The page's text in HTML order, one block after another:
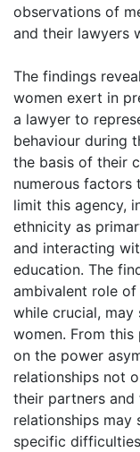
observations of
and their lawyers
The findings
women exert in
a lawyer to
behaviour during
the basis of their
numerous
limit this agency,
ethnicity as
and interacting
education. The
ambivalent role of
while crucial, may
women. From this
on the power
relationships not
their partners and
relationships may
specific